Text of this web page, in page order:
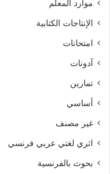
موارد المعلم
الإنتاجات الكتابية
امتحانات
آدونات
تمارين
أساسي
غير مصنف
اثري لغتي عربي فرنسي
بحوث بالفرنسية